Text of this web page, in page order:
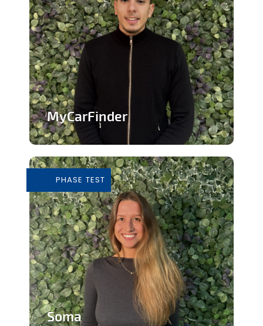
MyCarFinder
d'occasion
En savoir plus
PHASE TEST
Soma